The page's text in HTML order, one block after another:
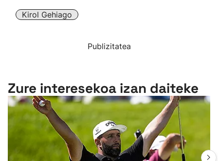
Kirol Gehiago
Publizitatea
Zure interesekoa izan daiteke